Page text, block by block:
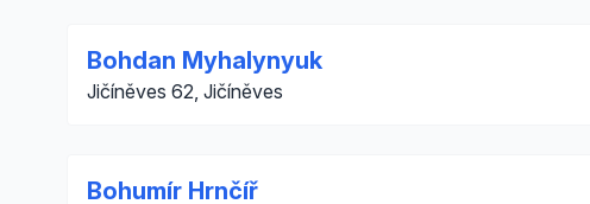
Bohdan Myhalynyuk
Jičíněves 62, Jičíněves
Bohumír Hrnčíř